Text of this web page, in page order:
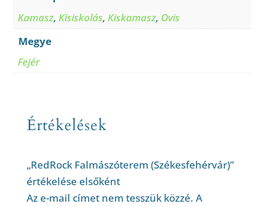
Kamasz, Kisiskolás, Kiskamasz, Ovis
Megye
Fejér
Értékelések
„RedRock Falmászóterem (Székesfehérvár)”
értékelése elsőként
Az e-mail címet nem tesszük közzé. A